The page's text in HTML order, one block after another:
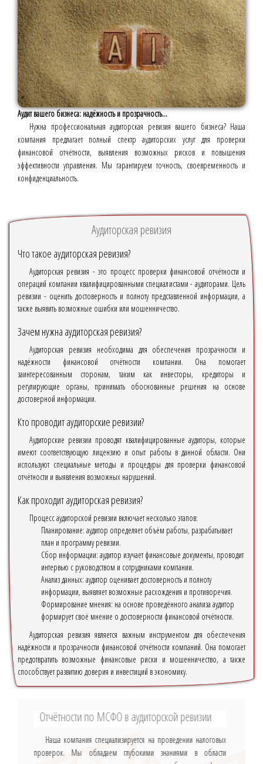
Аудит вашего бизнеса: надёжность и прозрачность...
Нужна профессиональная аудиторская ревизия вашего бизнеса? Наша
компания предлагает полный спектр аудиторских услуг для проверки
финансовой отчётности, выявления возможных рисков и повышения
эффективности управления. Мы гарантируем точность, своевременность и
конфиденциальность.
Аудиторская ревизия
Что такое аудиторская ревизия?
Аудиторская ревизия - это процесс проверки финансовой отчётности и
операций компании квалифицированными специалистами - аудиторами. Цель
ревизии - оценить достоверность и полноту представленной информации, а
также выявить возможные ошибки или мошенничество.
Зачем нужна аудиторская ревизия?
Аудиторская ревизия необходима для обеспечения прозрачности и
надёжности финансовой отчётности компании. Она помогает
заинтересованным сторонам, таким как инвесторы, кредиторы и
регулирующие органы, принимать обоснованные решения на основе
достоверной информации.
Кто проводит аудиторские ревизии?
Аудиторские ревизии проводят квалифицированные аудиторы, которые
имеют соответствующую лицензию и опыт работы в данной области. Они
используют специальные методы и процедуры для проверки финансовой
отчётности и выявления возможных нарушений.
Как проходит аудиторская ревизия?
Процесс аудиторской ревизии включает несколько этапов:
Планирование: аудитор определяет объём работы, разрабатывает
план и программу ревизии.
Сбор информации: аудитор изучает финансовые документы, проводит
интервью с руководством и сотрудниками компании.
Анализ данных: аудитор оценивает достоверность и полноту
информации, выявляет возможные расхождения и противоречия.
Формирование мнения: на основе проведённого анализа аудитор
формирует своё мнение о достоверности финансовой отчётности.
Аудиторская ревизия является важным инструментом для обеспечения
надёжности и прозрачности финансовой отчётности компаний. Она помогает
предотвратить возможные финансовые риски и мошенничество, а также
способствует развитию доверия и инвестиций в экономику.
Отчётности по МСФО в аудиторской ревизии
Наша компания специализируется на проведении налоговых
проверок. Мы обладаем глубокими знаниями в области